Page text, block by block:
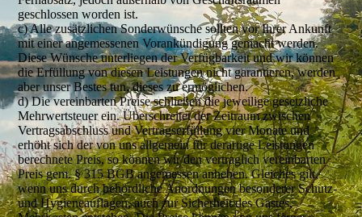
geschlossen worden ist.
c) Alle zusätzlichen Sonderwünsche sollten vor Ihrer Ankunft
mit einer angemessenen Vorankündigung gemacht werden.
Diese Wünsche unterliegen der Verfügbarkeit und wir können
die Erfüllung von diesen Leistungen nicht garantieren, werden
aber unser Bestes tun, dieses zu ermöglichen.
d) Die vereinbarten Preise schließen die jeweilige gesetzliche
Mehrwertsteuer ein. Überschreitet der Zeitraum zwischen
Vertragsabschluss und Vertragserfüllung vier Monate und
erhöht sich der von uns allgemein für derartige Leistungen
berechnete Preis, so können wir den vertraglich vereinbarten
Preis gem. § 315 BGB angemessen anheben. Gleiches gilt,
wenn uns durch behördliche Anordnungen besonderer Schutz-
und Hygieneauflagen, auch zur Sicherheit des Gastes,